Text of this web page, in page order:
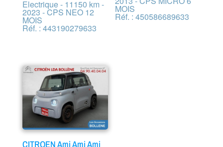
Electrique - 11150 km -
2023 - CPS NEO 12
MOIS
Réf. : 443190279633
MOIS
Réf. : 450586689633
CITROEN Ami Ami Ami